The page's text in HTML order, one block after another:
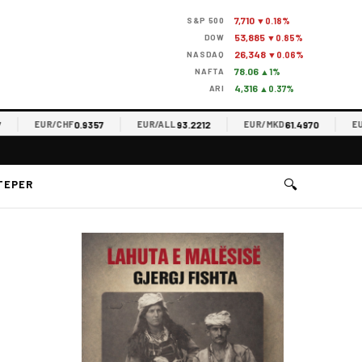
S&P 500 7,710 ▼0.18%
DOW 53,885 ▼0.85%
NASDAQ 26,348 ▼0.06%
NAFTA 78.06 ▲1%
ARI 4,316 ▲0.37%
EUR/CHF0.9357 EUR/ALL93.2212 EUR/MKD61.4970 EUR/
🔍